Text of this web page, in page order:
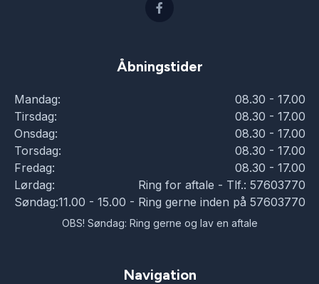
Åbningstider
Mandag:
08.30 - 17.00
Tirsdag:
08.30 - 17.00
Onsdag:
08.30 - 17.00
Torsdag:
08.30 - 17.00
Fredag:
08.30 - 17.00
Lørdag:
Ring for aftale - Tlf.: 57603770
Søndag:11.00 - 15.00 - Ring gerne inden på 57603770
OBS! Søndag: Ring gerne og lav en aftale
Navigation